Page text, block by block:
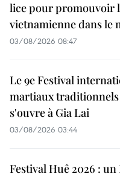
lice pour promouvoir
vietnamienne dans le
03/08/2026 08:47
Le 9e Festival
martiaux
s'ouvre à Gia Lai
03/08/2026 03:44
Festival Huê 2026 : un